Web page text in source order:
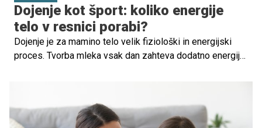
Dojenje kot šport: koliko energije
telo v resnici porabi?
Dojenje je za mamino telo velik fiziološki in energijski
proces. Tvorba mleka vsak dan zahteva dodatno energijo,